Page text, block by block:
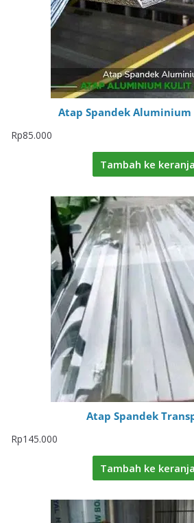
Atap Spandek
Rp85.000
Tambah ke
Atap Spandek
Rp145.000
Tambah ke